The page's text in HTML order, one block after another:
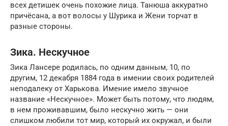
всех детишек очень похожие лица. Танюша аккуратно
причёсана, а вот волосы у Шурика и Жени торчат в
разные стороны.
Зика. Нескучное
Зика Лансере родилась, по одним данным, 10, по
другим, 12 декабря 1884 года в имении своих родителей
неподалеку от Харькова. Имение имело звучное
название «Нескучное». Может быть потому, что людям,
в нем проживавшим, было нескучно жить — они
слишком любили тот мир, который их окружал, и были